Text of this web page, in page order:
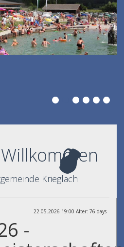
Krieglach
22.05.2026 19:00 Alter: 76 days
-